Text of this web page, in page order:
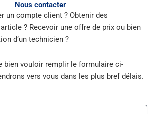
Nous contacter
un compte client ? Obtenir des
? Recevoir une offre de prix ou bien
d’un technicien ?
bien vouloir remplir le formulaire ci-
vers vous dans les plus bref délais.